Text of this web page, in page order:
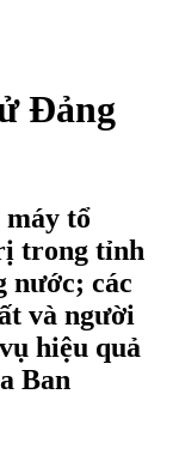
Đảng
máy tổ
trong tỉnh
nước; các
và người
hiệu quả
Ban